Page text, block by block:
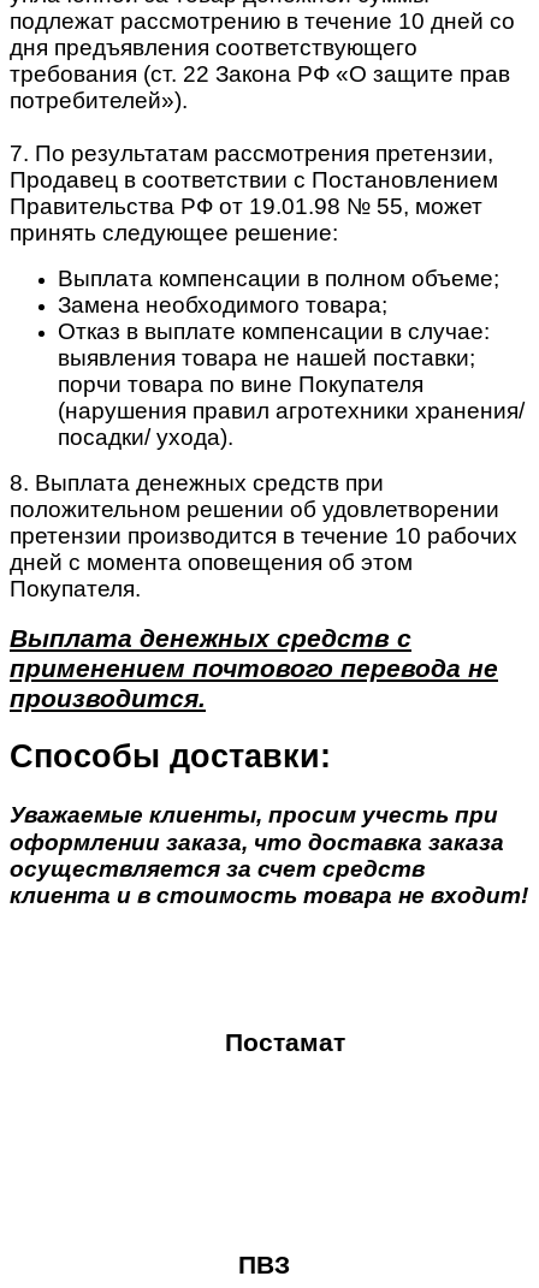
подлежат рассмотрению в течение 10 дней со
дня предъявления соответствующего
требования (ст. 22 Закона РФ «О защите прав
потребителей»).
7. По результатам рассмотрения претензии,
Продавец в соответствии с Постановлением
Правительства РФ от 19.01.98 № 55, может
принять следующее решение:
Выплата компенсации в полном объеме;
Замена необходимого товара;
Отказ в выплате компенсации в случае:
выявления товара не нашей поставки;
порчи товара по вине Покупателя
(нарушения правил агротехники хранения/
посадки/ ухода).
8. Выплата денежных средств при
положительном решении об удовлетворении
претензии производится в течение 10 рабочих
дней с момента оповещения об этом
Покупателя.
Выплата денежных средств с
применением почтового перевода не
производится.
Способы доставки:
Уважаемые клиенты, просим учесть при
оформлении заказа, что доставка заказа
осуществляется за счет средств
клиента и в стоимость товара не входит!
Постамат
ПВЗ